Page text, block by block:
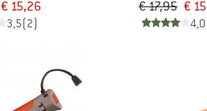
€ 15,26
3,5(2)
€ 17,95 €
4,0